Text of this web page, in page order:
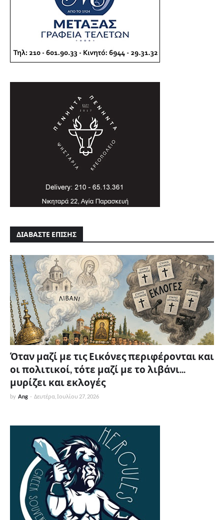
ΔΙΑΒΑΣΤΕ ΕΠΙΣΗΣ
Όταν μαζί με τις Εικόνες περιφέρονται και
οι πολιτικοί, τότε μαζί με το λιβάνι...
μυρίζει και εκλογές
by Ang - Δευτέρα, Ιουλίου 27, 2026